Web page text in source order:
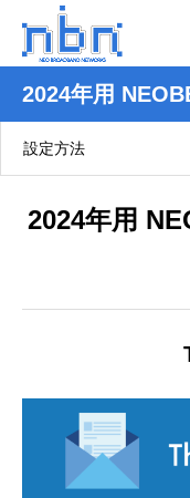
2024年用
設定方法
2024年用